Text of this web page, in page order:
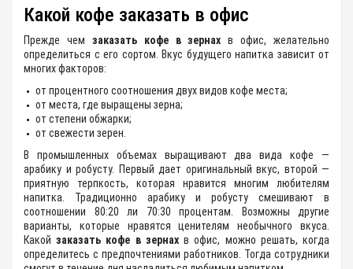
Какой кофе заказать в офис
Прежде чем заказать кофе в зернах в офис, желательно
определиться с его сортом. Вкус будущего напитка зависит от
многих факторов:
от процентного соотношения двух видов кофе места;
от места, где выращены зерна;
от степени обжарки;
от свежести зерен.
В промышленных объемах выращивают два вида кофе —
арабику и робусту. Первый дает оригинальный вкус, второй —
приятную терпкость, которая нравится многим любителям
напитка. Традиционно арабику и робусту смешивают в
соотношении 80:20 ли 70:30 процентам. Возможны другие
варианты, которые нравятся ценителям необычного вкуса.
Какойзаказать кофе в зернахв офис, можно решать, когда
определитесь с предпочтениями работников. Тогда сотрудники